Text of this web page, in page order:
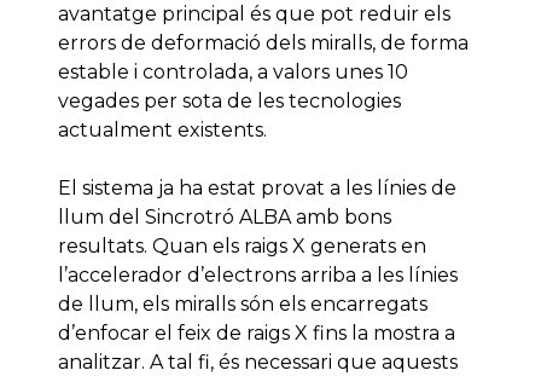
avantatge principal és que pot reduir els
errors de deformació dels miralls, de forma
estable i controlada, a valors unes 10
vegades per sota de les tecnologies
actualment existents.
El sistema ja ha estat provat a les línies de
llum del Sincrotró ALBA amb bons
resultats. Quan els raigs X generats en
l’accelerador d’electrons arriba a les línies
de llum, els miralls són els encarregats
d’enfocar el feix de raigs X fins la mostra a
analitzar. A tal fi, és necessari que aquests